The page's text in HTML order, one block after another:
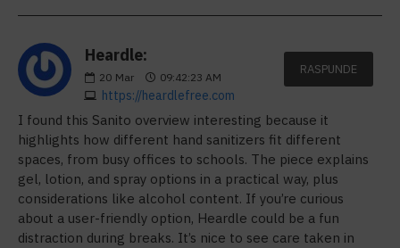
Heardle:
20 Mar 09:42:23 AM
https://heardlefree.com
RASPUNDE
I found this Sanito overview interesting because it
highlights how different hand sanitizers fit different
spaces, from busy offices to schools. The piece explains
gel, lotion, and spray options in a practical way, plus
considerations like alcohol content. If you’re curious
about a user-friendly option, Heardle could be a fun
distraction during breaks. It’s nice to see care taken in